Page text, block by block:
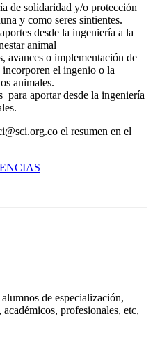
de solidaridad y/o protección
y como seres sintientes.
desde la ingeniería a la
animal
avances o implementación de
el ingenio o la
animales.
aportar desde la ingeniería
el resumen en el
de especialización,
profesionales, etc,